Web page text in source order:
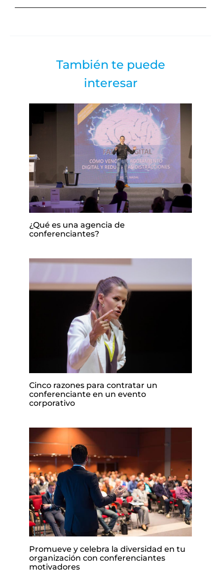
También te puede
interesar
¿Qué es una agencia de
conferenciantes?
Cinco razones para contratar un
conferenciante en un evento
corporativo
Promueve y celebra la diversidad en tu
organización con conferenciantes
motivadores